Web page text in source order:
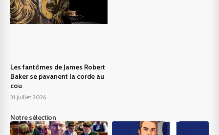
Les fantômes de James Robert
Baker se pavanent la corde au
cou
31 juillet 2026
Notre sélection